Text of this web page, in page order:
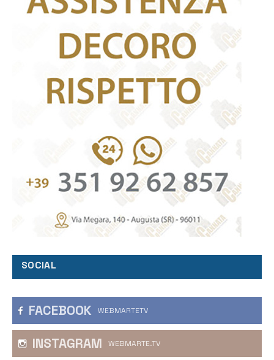
SOCIAL
FACEBOOK WEBMARTETV
INSTAGRAM WEBMARTE.TV